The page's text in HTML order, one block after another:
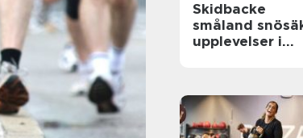
Skidbacke
småland snösäkra
upplevelser i